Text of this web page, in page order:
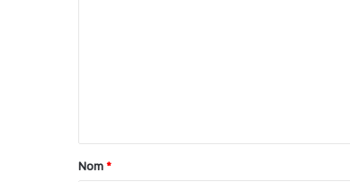
t
a
Nom *